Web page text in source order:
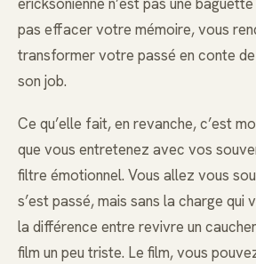
pas effacer votre mémoire, vous
transformer votre passé en conte de
son job.
Ce qu’elle fait, en revanche, c’est
que vous entretenez avec vos
filtre émotionnel. Vous allez vous
s’est passé, mais sans la charge qui
la différence entre revivre un
film un peu triste. Le film, vous